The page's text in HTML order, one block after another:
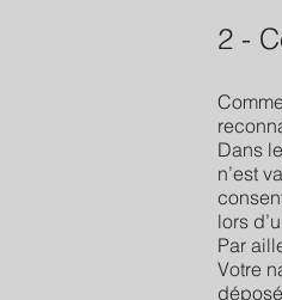
2 -
Dans
n’est
lors
Par
Votre